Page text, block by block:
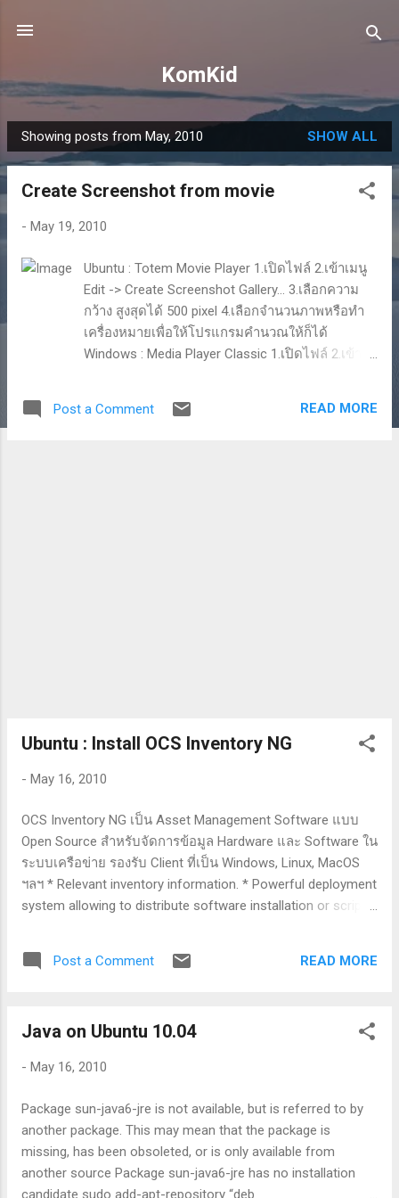
KomKid
P
o
Showing posts from May, 2010 SHOW ALL
Create Screenshot from movie
- May 19, 2010
Ubuntu : Totem Movie Player 1.เปิดไฟล์ 2.เข้าเมนู
Edit -> Create Screenshot Gallery... 3.เลือกความ
กว้าง สูงสุดได้ 500 pixel 4.เลือกจำนวนภาพหรือทำ
เครื่องหมายเพื่อให้โปรแกรมคำนวณให้ก็ได้
Windows : Media Player Classic 1.เปิดไฟล์ 2.เข้า
5.ตั้งชื่อไฟล์ ชนิด จำนวนแถว ขนาด ด้านล่าง
Post a Comment READ MORE
Ubuntu : Install OCS Inventory NG
- May 16, 2010
OCS Inventory NG เป็น Asset Management Software แบบ
Open Source สำหรับจัดการข้อมูล Hardware และ Software ใน
ระบบเครือข่าย รองรับ Client ที่เป็น Windows, Linux, MacOS
ฯลฯ * Relevant inventory information. * Powerful deployment
system allowing to distribute software installation or scripts
Administration Console. * Multiple operating systems
support, including Microsoft Windows, Linux, *BSD, Sun
performance: about 1 000 000 of computers inventoried per
architecture using current standards, HTTP/HTTPS protocol
such as Apache web server, MySQL database server, PHP
and PERL scripting languages. * Web service accessible
through SOAP interface. * Plugins support through API. * ...
Post a Comment READ MORE
Java on Ubuntu 10.04
- May 16, 2010
Package sun-java6-jre is not available, but is referred to by
another package. This may mean that the package is
missing, has been obsoleted, or is only available from
another source Package sun-java6-jre has no installation
candidate sudo add-apt-repository “deb